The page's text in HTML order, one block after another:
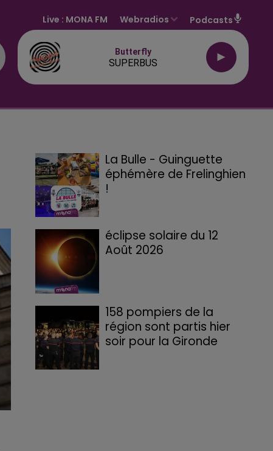
Live : MONA FM Webradios Podcasts
Butterfly
SUPERBUS
La Bulle - Guinguette
éphémère de Frelinghien
!
éclipse solaire du 12
Août 2026
158 pompiers de la
région sont partis hier
soir pour la Gironde